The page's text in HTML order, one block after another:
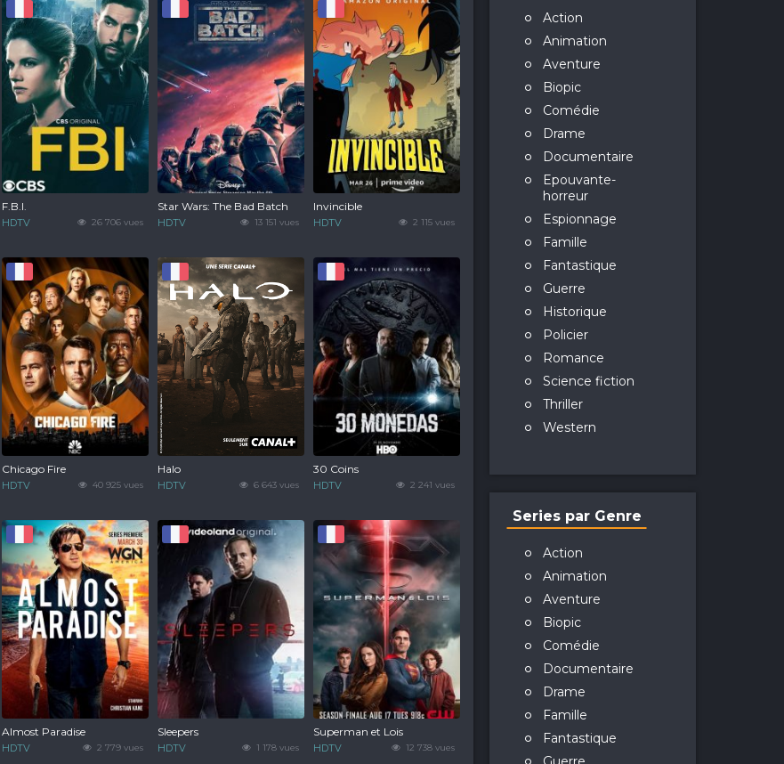
26 706 vues
F.B.I.
HDTV 13 151 vues
Star Wars: The Bad Batch
HDTV 2 115 vues
Invincible
HDTV
40 925 vues
Chicago Fire
HDTV 6 643 vues
Halo
HDTV 2 241 vues
30 Coins
HDTV
2 779 vues
Almost Paradise
HDTV 1 178 vues
Sleepers
HDTV 12 738 vues
Superman et Lois
HDTV
Action
Animation
Aventure
Biopic
Comédie
Drame
Documentaire
Epouvante-
horreur
Espionnage
Famille
Fantastique
Guerre
Historique
Policier
Romance
Science fiction
Thriller
Western
Series par Genre
Action
Animation
Aventure
Biopic
Comédie
Documentaire
Drame
Famille
Fantastique